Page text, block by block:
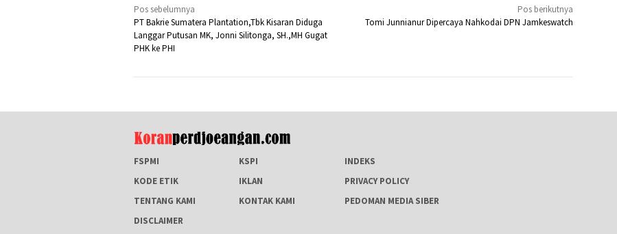
Navigasi
pos
Pos sebelumnya
PT Bakrie Sumatera Plantation,Tbk Kisaran Diduga
Langgar Putusan MK, Jonni Silitonga, SH.,MH Gugat
PHK ke PHI
Pos berikutnya
Tomi Junnianur Dipercaya Nahkodai DPN Jamkeswatch
FSPMI KSPI
INDEKS
KODE ETIK
IKLAN
PRIVACY POLICY
TENTANG KAMI
KONTAK KAMI
PEDOMAN MEDIA SIBER
DISCLAIMER